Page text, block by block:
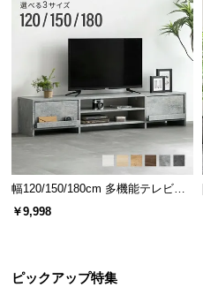
カラーバリエーション
ナチュラルオーク
幅120/150/180cm 多機能テレビボ
ード 木目/石目調 オープン収納・
￥9,998
ピックアップ特集